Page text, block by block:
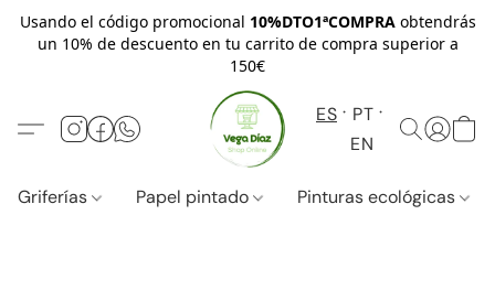
Usando el código promocional 10%DTO1ªCOMPRAobtendrás
un 10% de descuento en tu carrito de compra superior a
150€
ES
PT
EN
Griferías Papel pintado Pinturas ecológicas